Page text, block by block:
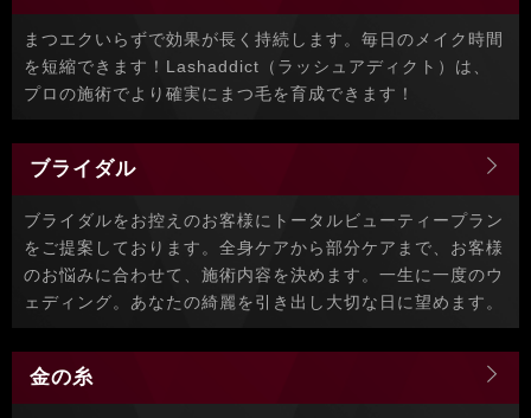
まつエクいらずで効果が長く持続します。毎日のメイク時間
を短縮できます！Lashaddict（ラッシュアディクト）は、
プロの施術でより確実にまつ毛を育成できます！
ブライダル
ブライダルをお控えのお客様にトータルビューティープラン
をご提案しております。全身ケアから部分ケアまで、お客様
のお悩みに合わせて、施術内容を決めます。一生に一度のウ
ェディング。あなたの綺麗を引き出し大切な日に望めます。
金の糸